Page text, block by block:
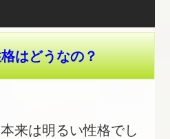
はどうなの？
来は明るい性格でし